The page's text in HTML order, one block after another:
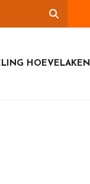
HOEVELAKEN